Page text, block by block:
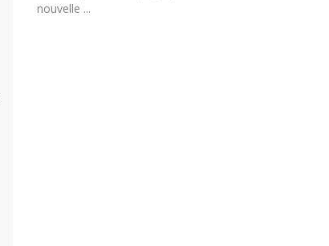
nouvelle ...